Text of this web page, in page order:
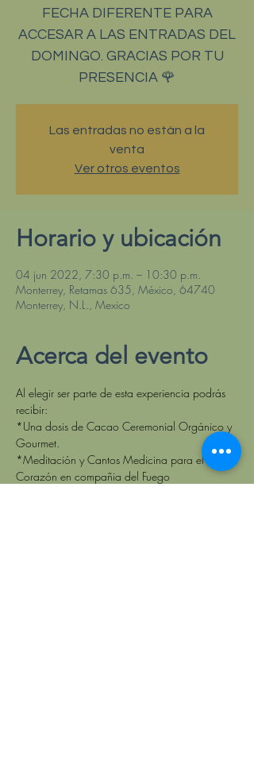
FECHA DIFERENTE PARA
ACCESAR A LAS ENTRADAS DEL
DOMINGO. GRACIAS POR TU
PRESENCIA 🌹
Las entradas no están a la
venta
Ver otros eventos
Horario y ubicación
04 jun 2022, 7:30 p.m. – 10:30 p.m.
Monterrey, Retamas 635, México, 64740
Monterrey, N.L., Mexico
Acerca del evento
Al elegir ser parte de esta experiencia podrás
recibir:
*Una dosis de Cacao Ceremonial Orgánico y
Gourmet.
*Meditación y Cantos Medicina para el
Corazón en compañia del Fuego